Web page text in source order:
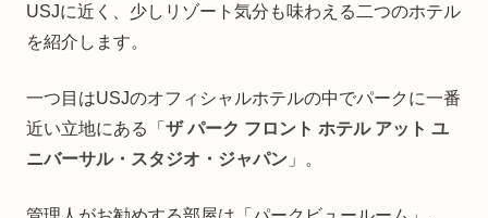
USJに近く、少しリゾート気分も味わえる二つのホテル
を紹介します。
一つ目はUSJのオフィシャルホテルの中でパークに一番
近い立地にある「 ザ パーク フロント ホテル アット ユ
ニバーサル・スタジオ・ジャパン 」。